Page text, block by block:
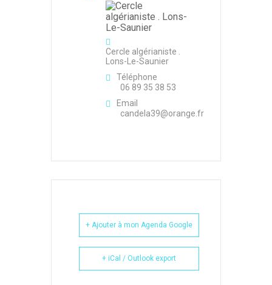
Cercle algérianiste .
Lons-Le-Saunier
Téléphone
06 89 35 38 53
Email
candela39@orange.fr
+ Ajouter à mon Agenda Google
+ iCal / Outlook export